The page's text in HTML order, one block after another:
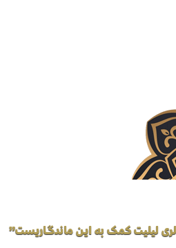
لیلیت کمک به این ماندگاریست”